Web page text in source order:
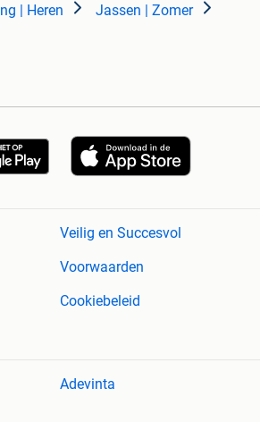
| Heren Jassen | Zomer
Veilig en Succesvol
Voorwaarden
Cookiebeleid
Adevinta